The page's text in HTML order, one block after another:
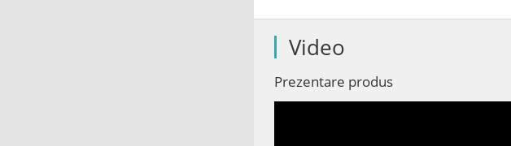
Video
Prezentare produs